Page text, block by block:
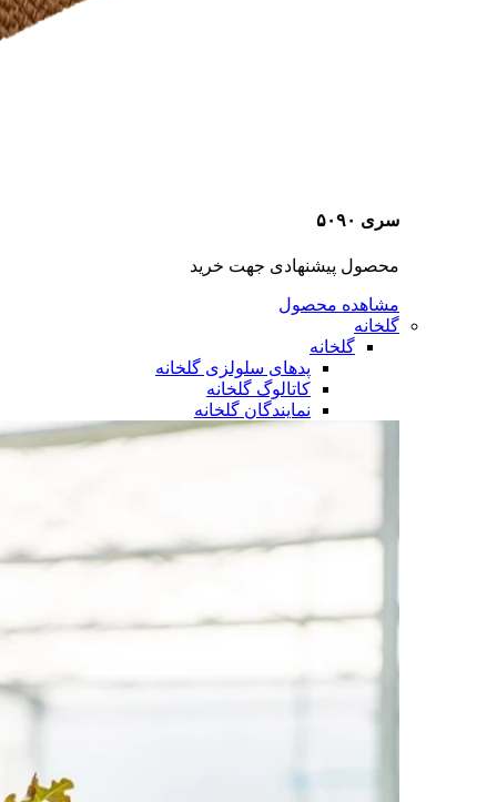
سری ۵۰۹۰
محصول پیشنهادی جهت خرید
مشاهده محصول
گلخانه
گلخانه
پدهای سلولزی گلخانه
کاتالوگ گلخانه
نمایندگان گلخانه